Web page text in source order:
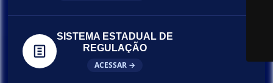
SISTEMA ESTADUAL DE
REGULAÇÃO
ACESSAR →